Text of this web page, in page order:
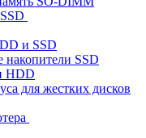
и SSD
накопители SSD
HDD
для жестких дисков